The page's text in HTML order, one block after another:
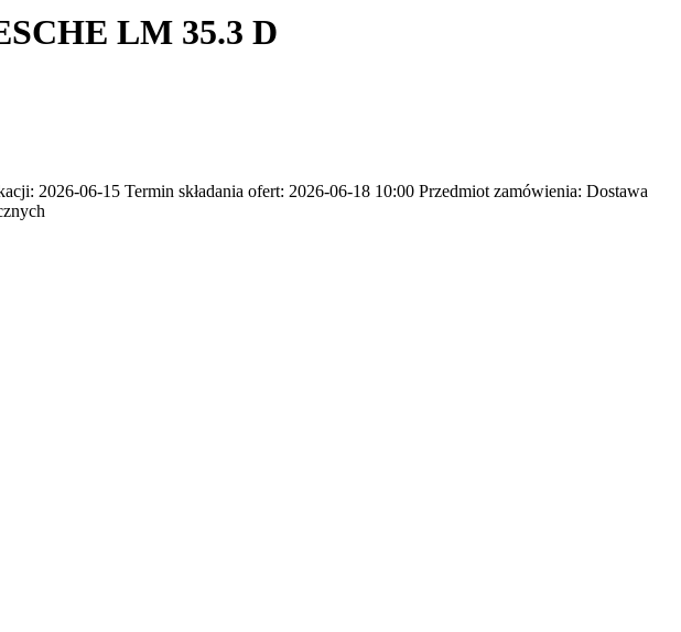
LM 35.3 D
2026-06-15 Termin składania ofert: 2026-06-18 10:00 Przedmiot zamówienia: Dostawa